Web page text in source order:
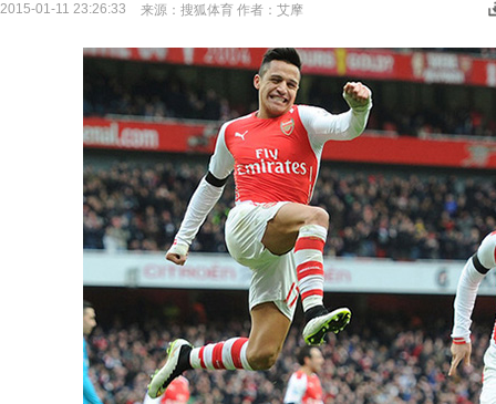
2015-01-11 23:26:33 来源： 搜狐体育 作者：艾摩